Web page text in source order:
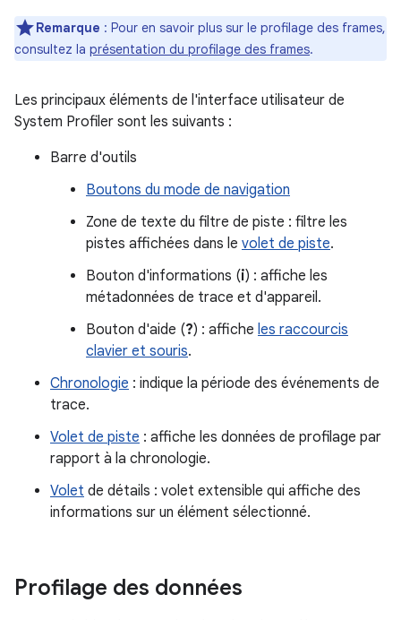
Remarque : Pour en savoir plus sur le profilage des frames,
consultez la présentation du profilage des frames.
Les principaux éléments de l'interface utilisateur de
System Profiler sont les suivants :
Barre d'outils
Boutons du mode de navigation
Zone de texte du filtre de piste : filtre les
pistes affichées dans le volet de piste.
Bouton d'informations (i) : affiche les
métadonnées de trace et d'appareil.
Bouton d'aide (?) : affiche les raccourcis
clavier et souris.
Chronologie : indique la période des événements de
trace.
Volet de piste : affiche les données de profilage par
rapport à la chronologie.
Volet de détails : volet extensible qui affiche des
informations sur un élément sélectionné.
Profilage des données